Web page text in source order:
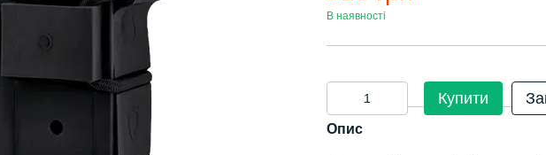
В наявності
Купити
Опис